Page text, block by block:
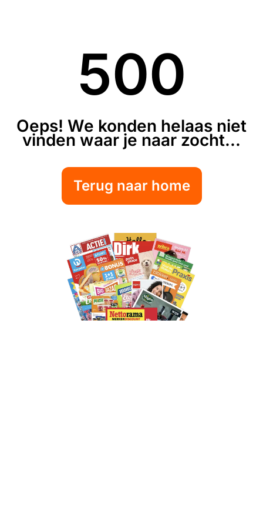
500
Oeps! We konden helaas niet
vinden waar je naar zocht...
Terug naar home